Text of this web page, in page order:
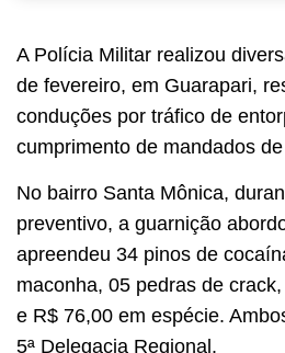
A Polícia Militar realizou
de fevereiro, em Guarapari,
conduções por tráfico de
cumprimento de mandados
No bairro Santa Mônica,
preventivo, a guarnição
apreendeu 34 pinos de
maconha, 05 pedras de
e R$ 76,00 em espécie.
5ª Delegacia Regional.